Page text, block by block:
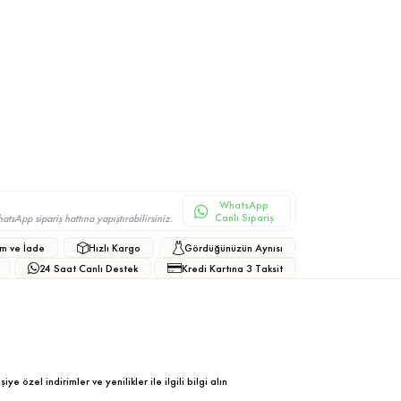
sipariş hattına yapıştırabilirsiniz.
WhatsApp
Canlı Sipariş
ve İade Hızlı Kargo
Gördüğünüzün Aynısı
24 Saat Canlı Destek
Kredi Kartına 3 Taksit
özel indirimler ve yenilikler ile ilgili bilgi alın